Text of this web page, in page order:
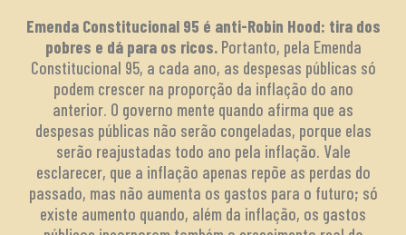
Emenda Constitucional 95 é anti-Robin Hood: tira dos
pobres e dá para os ricos.Portanto, pela Emenda
Constitucional 95, a cada ano, as despesas públicas só
podem crescer na proporção da inflação do ano
anterior. O governo mente quando afirma que as
despesas públicas não serão congeladas, porque elas
serão reajustadas todo ano pela inflação. Vale
esclarecer, que a inflação apenas repõe as perdas do
passado, mas não aumenta os gastos para o futuro; só
existe aumento quando, além da inflação, os gastos